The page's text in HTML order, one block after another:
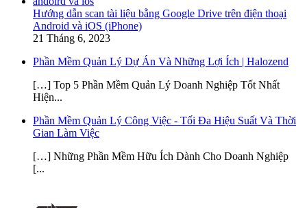
Hướng dẫn scan tài liệu bằng Google Drive trên điện thoại
Android và iOS (iPhone)
21 Tháng 6, 2023
Phần Mềm Quản Lý Dự Án Và Những Lợi Ích | Halozend
[…] Top 5 Phần Mềm Quản Lý Doanh Nghiệp Tốt Nhất
Hiện...
Phần Mềm Quản Lý Công Việc - Tối Đa Hiệu Suất Và Thời
Gian Làm Việc
[…] Những Phần Mềm Hữu Ích Dành Cho Doanh Nghiệp
[...